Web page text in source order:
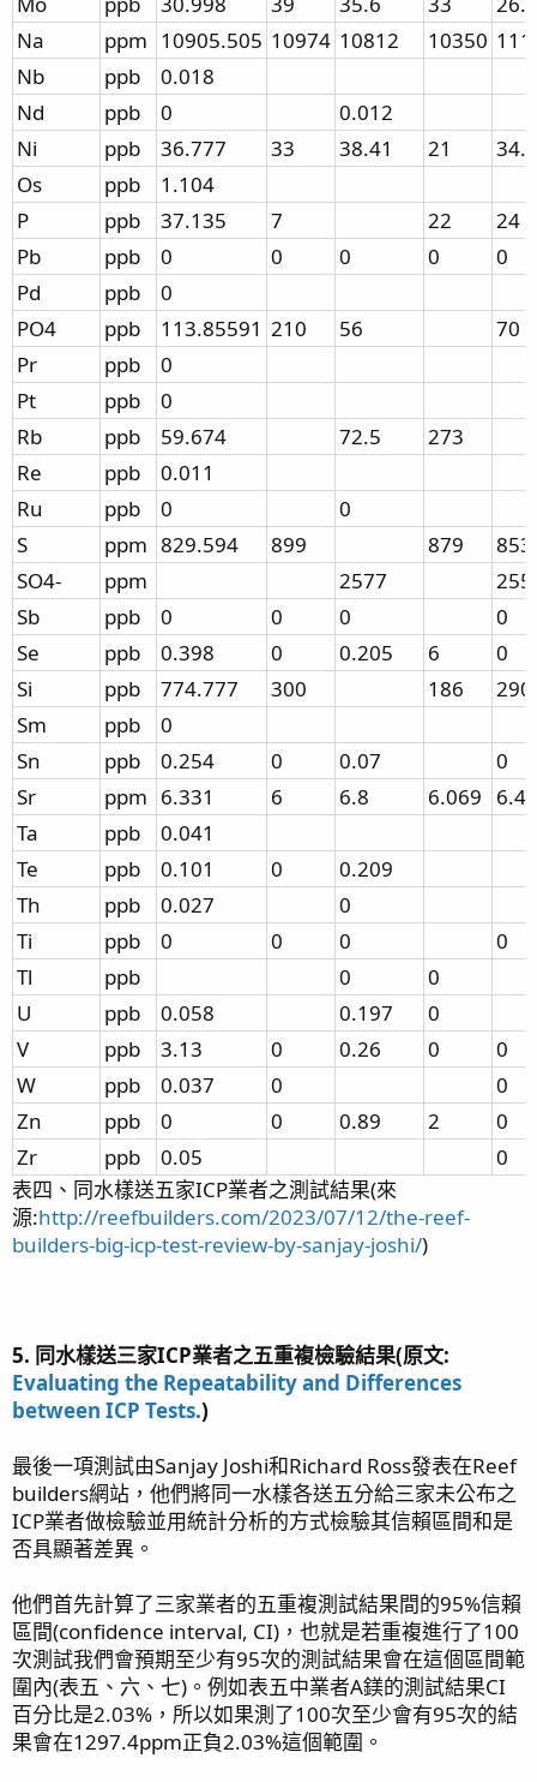
Na
ppm 10905.505 10974 10812 10350
Nb
ppb
0.018
Nd
ppb 0
0.012
Ni
ppb 36.777 33 38.41 21
34.4
Os
ppb
1.104
P
ppb 37.135 7 22
24
Pb
ppb 0 0 0 0
0
Pd
ppb
0
PO4
ppb 113.85591 210 56
70
Pr
ppb
0
Pt
ppb
0
Rb
ppb 59.674 72.5
273
Re
ppb
0.011
Ru
ppb 0
0
S
ppm 829.594 899 879
853
SO4-
ppm 2577
Sb
ppb 0 0 0
0
Se
ppb 0.398 0 0.205 6
0
Si
ppb 774.777 300 186
290
Sm
ppb
0
Sn
ppb 0.254 0 0.07
0
Sr
ppm 6.331 6 6.8 6.069
6.43
Ta
ppb
0.041
Te
ppb 0.101 0
0.209
Th
ppb 0.027
0
Ti
ppb 0 0 0
0
Tl
ppb 0
0
U
ppb 0.058 0.197
0
V
ppb 3.13 0 0.26 0
0
W
ppb 0.037 0
0
Zn
ppb 0 0 0.89 2
0
Zr
ppb 0.05
0
表四、同水樣送五家ICP業者之測試結果(來
源:http://reefbuilders.com/2023/07/12/the-reef-
builders-big-icp-test-review-by-sanjay-joshi/)
5. 同水樣送三家ICP業者之五重複檢驗結果(原文:
Evaluating the Repeatability and Differences
between ICP Tests.)
最後一項測試由Sanjay Joshi和Richard Ross發表在Reef
builders網站，他們將同一水樣各送五分給三家未公布之
ICP業者做檢驗並用統計分析的方式檢驗其信賴區間和是
否具顯著差異。
他們首先計算了三家業者的五重複測試結果間的95%信賴
區間(confidence interval, CI)，也就是若重複進行了100
次測試我們會預期至少有95次的測試結果會在這個區間範
圍內(表五、六、七)。例如表五中業者A鎂的測試結果CI
百分比是2.03%，所以如果測了100次至少會有95次的結
果會在1297.4ppm正負2.03%這個範圍。